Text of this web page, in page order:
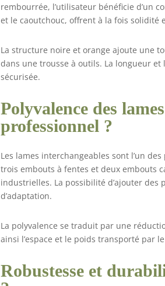
rembourrée, l’utilisateur bénéficie d’un
et le caoutchouc, offrent à la fois solidité
La structure noire et orange ajoute une
dans une trousse à outils. La longueur
sécurisée.
Polyvalence des
professionnel ?
Les lames interchangeables sont l’un
trois embouts à fentes et deux embouts
industrielles. La possibilité d’ajouter
d’adaptation.
La polyvalence se traduit par une
ainsi l’espace et le poids transporté par
Robustesse et